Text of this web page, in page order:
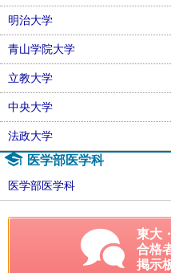
明治大学
青山学院大学
立教大学
中央大学
法政大学
医学部医学科
医学部医学科
東大
合格
掲示